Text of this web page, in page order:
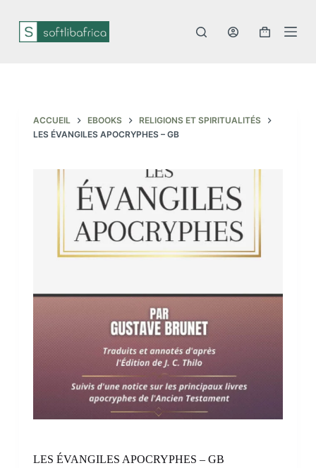
ACCUEIL EBOOKS
RELIGIONS ET SPIRITUALITÉS
LES ÉVANGILES APOCRYPHES – GB
LES ÉVANGILES APOCRYPHES – GB